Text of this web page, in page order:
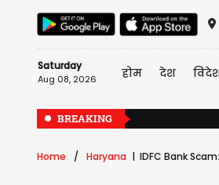
Saturday
Aug 08, 2026 होम देश
BREAKING
Home Haryana IDFC Bank